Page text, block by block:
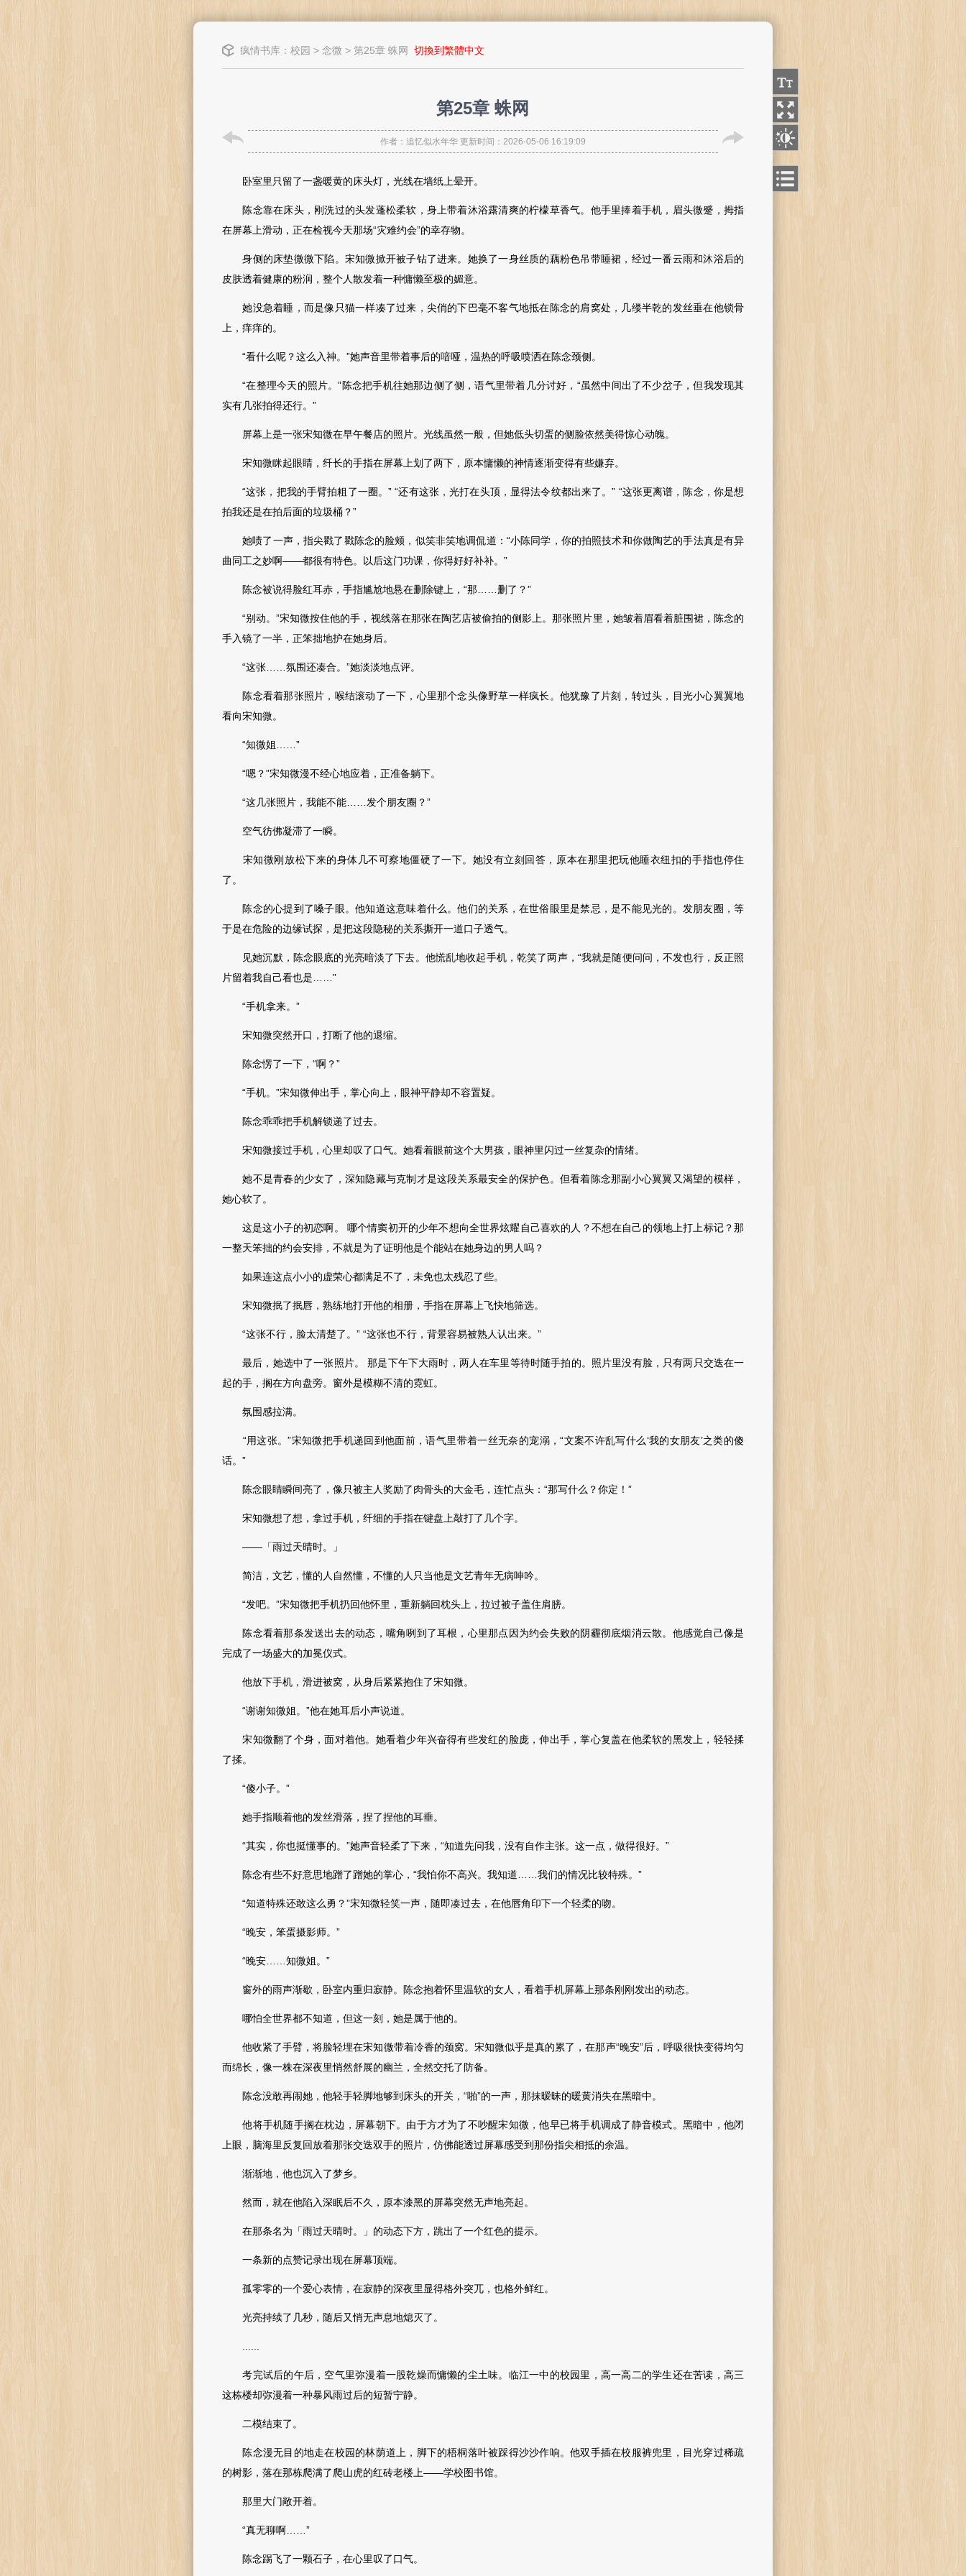
疯情书库： 校园 > 念微 > 第25章 蛛网 切換到繁體中文
第25章 蛛网
作者：追忆似水年华 更新时间：2026-05-06 16:19:09
卧室里只留了一盏暖黄的床头灯，光线在墙纸上晕开。
陈念靠在床头，刚洗过的头发蓬松柔软，身上带着沐浴露清爽的柠檬草香气。他手里捧着手机，眉头微蹙，拇指
在屏幕上滑动，正在检视今天那场“灾难约会”的幸存物。
身侧的床垫微微下陷。宋知微掀开被子钻了进来。她换了一身丝质的藕粉色吊带睡裙，经过一番云雨和沐浴后的
皮肤透着健康的粉润，整个人散发着一种慵懒至极的媚意。
她没急着睡，而是像只猫一样凑了过来，尖俏的下巴毫不客气地抵在陈念的肩窝处，几缕半乾的发丝垂在他锁骨
上，痒痒的。
“看什么呢？这么入神。”她声音里带着事后的喑哑，温热的呼吸喷洒在陈念颈侧。
“在整理今天的照片。”陈念把手机往她那边侧了侧，语气里带着几分讨好，“虽然中间出了不少岔子，但我发现其
实有几张拍得还行。”
屏幕上是一张宋知微在早午餐店的照片。光线虽然一般，但她低头切蛋的侧脸依然美得惊心动魄。
宋知微眯起眼睛，纤长的手指在屏幕上划了两下，原本慵懒的神情逐渐变得有些嫌弃。
“这张，把我的手臂拍粗了一圈。” “还有这张，光打在头顶，显得法令纹都出来了。” “这张更离谱，陈念，你是想
拍我还是在拍后面的垃圾桶？”
她啧了一声，指尖戳了戳陈念的脸颊，似笑非笑地调侃道：“小陈同学，你的拍照技术和你做陶艺的手法真是有异
曲同工之妙啊——都很有特色。以后这门功课，你得好好补补。”
陈念被说得脸红耳赤，手指尴尬地悬在删除键上，“那……删了？”
“别动。”宋知微按住他的手，视线落在那张在陶艺店被偷拍的侧影上。那张照片里，她皱着眉看着脏围裙，陈念的
手入镜了一半，正笨拙地护在她身后。
“这张……氛围还凑合。”她淡淡地点评。
陈念看着那张照片，喉结滚动了一下，心里那个念头像野草一样疯长。他犹豫了片刻，转过头，目光小心翼翼地
看向宋知微。
“知微姐……”
“嗯？”宋知微漫不经心地应着，正准备躺下。
“这几张照片，我能不能……发个朋友圈？”
空气彷佛凝滞了一瞬。
宋知微刚放松下来的身体几不可察地僵硬了一下。她没有立刻回答，原本在那里把玩他睡衣纽扣的手指也停住
了。
陈念的心提到了嗓子眼。他知道这意味着什么。他们的关系，在世俗眼里是禁忌，是不能见光的。发朋友圈，等
于是在危险的边缘试探，是把这段隐秘的关系撕开一道口子透气。
见她沉默，陈念眼底的光亮暗淡了下去。他慌乱地收起手机，乾笑了两声，“我就是随便问问，不发也行，反正照
片留着我自己看也是……”
“手机拿来。”
宋知微突然开口，打断了他的退缩。
陈念愣了一下，“啊？”
“手机。”宋知微伸出手，掌心向上，眼神平静却不容置疑。
陈念乖乖把手机解锁递了过去。
宋知微接过手机，心里却叹了口气。她看着眼前这个大男孩，眼神里闪过一丝复杂的情绪。
她不是青春的少女了，深知隐藏与克制才是这段关系最安全的保护色。但看着陈念那副小心翼翼又渴望的模样，
她心软了。
这是这小子的初恋啊。 哪个情窦初开的少年不想向全世界炫耀自己喜欢的人？不想在自己的领地上打上标记？那
一整天笨拙的约会安排，不就是为了证明他是个能站在她身边的男人吗？
如果连这点小小的虚荣心都满足不了，未免也太残忍了些。
宋知微抿了抿唇，熟练地打开他的相册，手指在屏幕上飞快地筛选。
“这张不行，脸太清楚了。” “这张也不行，背景容易被熟人认出来。”
最后，她选中了一张照片。 那是下午下大雨时，两人在车里等待时随手拍的。照片里没有脸，只有两只交迭在一
起的手，搁在方向盘旁。窗外是模糊不清的霓虹。
氛围感拉满。
“用这张。”宋知微把手机递回到他面前，语气里带着一丝无奈的宠溺，“文案不许乱写什么‘我的女朋友’之类的傻
话。”
陈念眼睛瞬间亮了，像只被主人奖励了肉骨头的大金毛，连忙点头：“那写什么？你定！”
宋知微想了想，拿过手机，纤细的手指在键盘上敲打了几个字。
——「雨过天晴时。」
简洁，文艺，懂的人自然懂，不懂的人只当他是文艺青年无病呻吟。
“发吧。”宋知微把手机扔回他怀里，重新躺回枕头上，拉过被子盖住肩膀。
陈念看着那条发送出去的动态，嘴角咧到了耳根，心里那点因为约会失败的阴霾彻底烟消云散。他感觉自己像是
完成了一场盛大的加冕仪式。
他放下手机，滑进被窝，从身后紧紧抱住了宋知微。
“谢谢知微姐。”他在她耳后小声说道。
宋知微翻了个身，面对着他。她看着少年兴奋得有些发红的脸庞，伸出手，掌心复盖在他柔软的黑发上，轻轻揉
了揉。
“傻小子。”
她手指顺着他的发丝滑落，捏了捏他的耳垂。
“其实，你也挺懂事的。”她声音轻柔了下来，“知道先问我，没有自作主张。这一点，做得很好。”
陈念有些不好意思地蹭了蹭她的掌心，“我怕你不高兴。我知道……我们的情况比较特殊。”
“知道特殊还敢这么勇？”宋知微轻笑一声，随即凑过去，在他唇角印下一个轻柔的吻。
“晚安，笨蛋摄影师。”
“晚安……知微姐。”
窗外的雨声渐歇，卧室内重归寂静。陈念抱着怀里温软的女人，看着手机屏幕上那条刚刚发出的动态。
哪怕全世界都不知道，但这一刻，她是属于他的。
他收紧了手臂，将脸轻埋在宋知微带着冷香的颈窝。宋知微似乎是真的累了，在那声“晚安”后，呼吸很快变得均匀
而绵长，像一株在深夜里悄然舒展的幽兰，全然交托了防备。
陈念没敢再闹她，他轻手轻脚地够到床头的开关，“啪”的一声，那抹暧昧的暖黄消失在黑暗中。
他将手机随手搁在枕边，屏幕朝下。由于方才为了不吵醒宋知微，他早已将手机调成了静音模式。黑暗中，他闭
上眼，脑海里反复回放着那张交迭双手的照片，仿佛能透过屏幕感受到那份指尖相抵的余温。
渐渐地，他也沉入了梦乡。
然而，就在他陷入深眠后不久，原本漆黑的屏幕突然无声地亮起。
在那条名为「雨过天晴时。」的动态下方，跳出了一个红色的提示。
一条新的点赞记录出现在屏幕顶端。
孤零零的一个爱心表情，在寂静的深夜里显得格外突兀，也格外鲜红。
光亮持续了几秒，随后又悄无声息地熄灭了。
考完试后的午后，空气里弥漫着一股乾燥而慵懒的尘土味。临江一中的校园里，高一高二的学生还在苦读，高三
这栋楼却弥漫着一种暴风雨过后的短暂宁静。
二模结束了。
陈念漫无目的地走在校园的林荫道上，脚下的梧桐落叶被踩得沙沙作响。他双手插在校服裤兜里，目光穿过稀疏
的树影，落在那栋爬满了爬山虎的红砖老楼上——学校图书馆。
那里大门敞开着。
“真无聊啊……”
陈念踢飞了一颗石子，在心里叹了口气。